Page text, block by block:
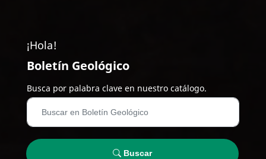
¡Hola!
Boletín Geológico
Busca por palabra clave en nuestro catálogo.
Buscar